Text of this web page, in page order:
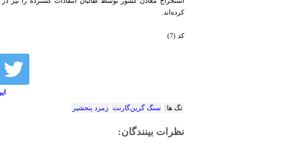
کرده‌اند.
کد (7)
تگ ها: سنگ گرین‌گارنت زمرد پنجشیر
نظرات بینندگان: